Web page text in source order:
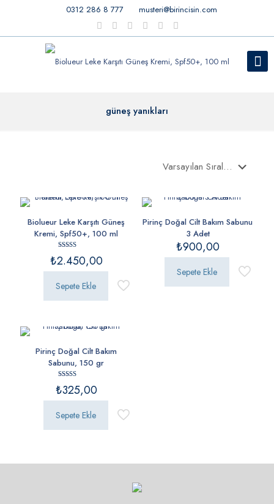
0312 286 8 777 musteri@birincisin.com
güneş yanıkları
Biolueur Leke Karşıtı Güneş
Kremi, Spf50+, 100 ml
5.00
₺2.450,00
Sepete Ekle
Pirinç Doğal Cilt Bakım Sabunu
3 Adet
₺900,00
Sepete Ekle
Pirinç Doğal Cilt Bakım
Sabunu, 150 gr
5.00
oy aldı
₺325,00
Sepete Ekle